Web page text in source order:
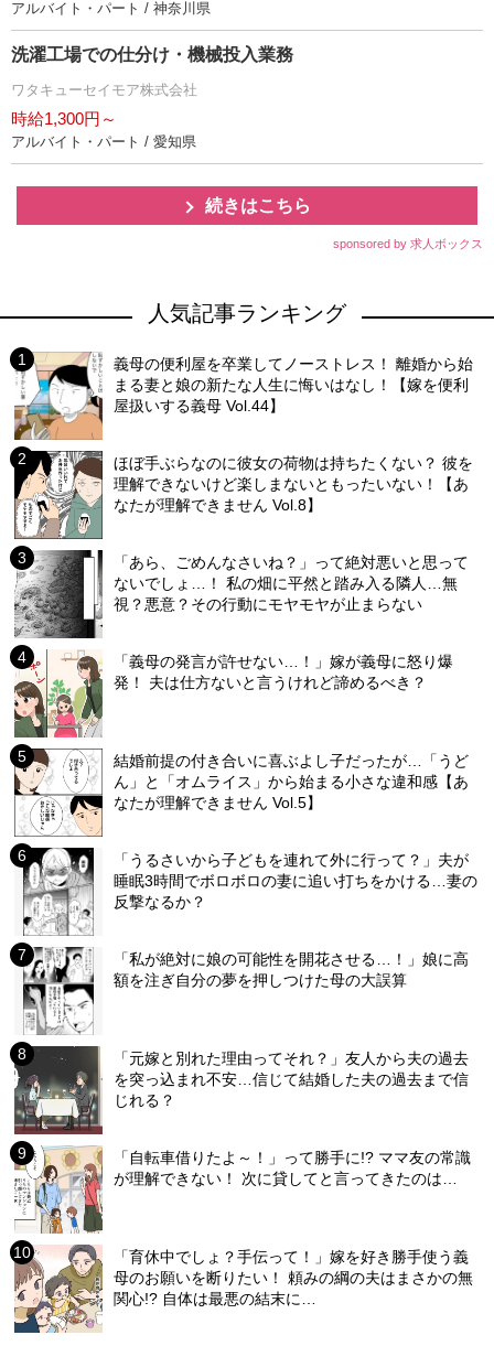
アルバイト・パート / 神奈川県
洗濯工場での仕分け・機械投入業務
ワタキューセイモア株式会社
時給1,300円～
アルバイト・パート / 愛知県
続きはこちら
sponsored by 求人ボックス
人気記事ランキング
義母の便利屋を卒業してノーストレス！ 離婚から始
まる妻と娘の新たな人生に悔いはなし！【嫁を便利
屋扱いする義母 Vol.44】
ほぼ手ぶらなのに彼女の荷物は持ちたくない？ 彼を
理解できないけど楽しまないともったいない！【あ
なたが理解できません Vol.8】
「あら、ごめんなさいね？」って絶対悪いと思って
ないでしょ…！ 私の畑に平然と踏み入る隣人…無
視？悪意？その行動にモヤモヤが止まらない
「義母の発言が許せない…！」嫁が義母に怒り爆
発！ 夫は仕方ないと言うけれど諦めるべき？
結婚前提の付き合いに喜ぶよし子だったが…「うど
ん」と「オムライス」から始まる小さな違和感【あ
なたが理解できません Vol.5】
「うるさいから子どもを連れて外に行って？」夫が
睡眠3時間でボロボロの妻に追い打ちをかける…妻の
反撃なるか？
「私が絶対に娘の可能性を開花させる…！」娘に高
額を注ぎ自分の夢を押しつけた母の大誤算
「元嫁と別れた理由ってそれ？」友人から夫の過去
を突っ込まれ不安…信じて結婚した夫の過去まで信
じれる？
「自転車借りたよ～！」って勝手に!? ママ友の常識
が理解できない！ 次に貸してと言ってきたのは…
「育休中でしょ？手伝って！」嫁を好き勝手使う義
母のお願いを断りたい！ 頼みの綱の夫はまさかの無
関心!? 自体は最悪の結末に…